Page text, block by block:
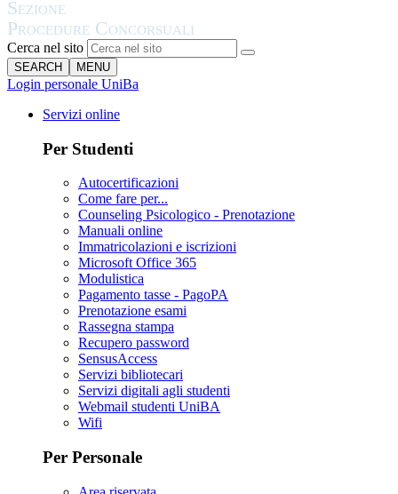
Cerca nel sito
SEARCH MENU
Login personale UniBa
Servizi online
Per Studenti
Autocertificazioni
Come fare per...
Counseling Psicologico - Prenotazione
Manuali online
Immatricolazioni e iscrizioni
Microsoft Office 365
Modulistica
Pagamento tasse - PagoPA
Prenotazione esami
Rassegna stampa
Recupero password
SensusAccess
Servizi bibliotecari
Servizi digitali agli studenti
Webmail studenti UniBA
Wifi
Per Personale